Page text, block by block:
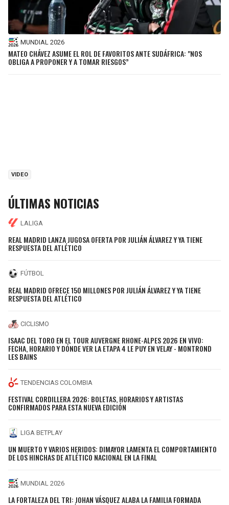
MUNDIAL 2026
MATEO CHÁVEZ ASUME EL ROL DE FAVORITOS ANTE SUDÁFRICA: "NOS
OBLIGA A PROPONER Y A TOMAR RIESGOS”
VIDEO
ÚLTIMAS NOTICIAS
LALIGA
REAL MADRID LANZA JUGOSA OFERTA POR JULIÁN ÁLVAREZ Y YA TIENE
RESPUESTA DEL ATLÉTICO
FÚTBOL
REAL MADRID OFRECE 150 MILLONES POR JULIÁN ÁLVAREZ Y YA TIENE
RESPUESTA DEL ATLÉTICO
CICLISMO
ISAAC DEL TORO EN EL TOUR AUVERGNE RHONE-ALPES 2026 EN VIVO:
FECHA, HORARIO Y DÓNDE VER LA ETAPA 4 LE PUY EN VELAY - MONTROND
LES BAINS
TENDENCIAS COLOMBIA
FESTIVAL CORDILLERA 2026: BOLETAS, HORARIOS Y ARTISTAS
CONFIRMADOS PARA ESTA NUEVA EDICIÓN
LIGA BETPLAY
UN MUERTO Y VARIOS HERIDOS: DIMAYOR LAMENTA EL COMPORTAMIENTO
DE LOS HINCHAS DE ATLÉTICO NACIONAL EN LA FINAL
MUNDIAL 2026
LA FORTALEZA DEL TRI: JOHAN VÁSQUEZ ALABA LA FAMILIA FORMADA